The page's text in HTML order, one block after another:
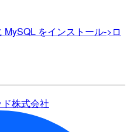
をインストール->ロ
株式会社